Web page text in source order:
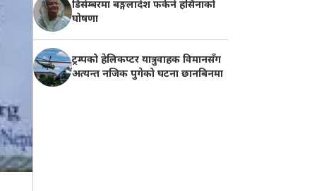
डिसेम्बरमा बङ्गलादेश फर्कने हसिनाको
घोषणा
ट्रम्पको हेलिकप्टर यात्रुवाहक विमानसँग
अत्यन्त नजिक पुगेको घटना छानबिनमा